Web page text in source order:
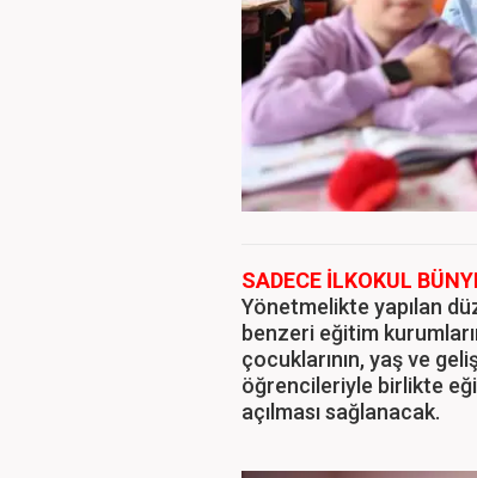
SADECE İLKOKUL
Yönetmelikte yapılan
benzeri eğitim
çocuklarının, yaş ve
öğrencileriyle birlikte
açılması sağlanacak.